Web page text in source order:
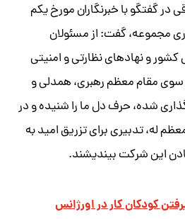
در گفتگو با خبرنگاران مورخ یکم
واگذاری مجموعه، گفت: از مسئولان
و نهادهای نظارتی و امنیتی
سوی مقام معظم رهبری، همدلی و
شده، حرف دل ما را شنیده و در
له، تدبیری برای تزریق امید به
این شرکت بیندیشند.
کودکان کار در اورژانس